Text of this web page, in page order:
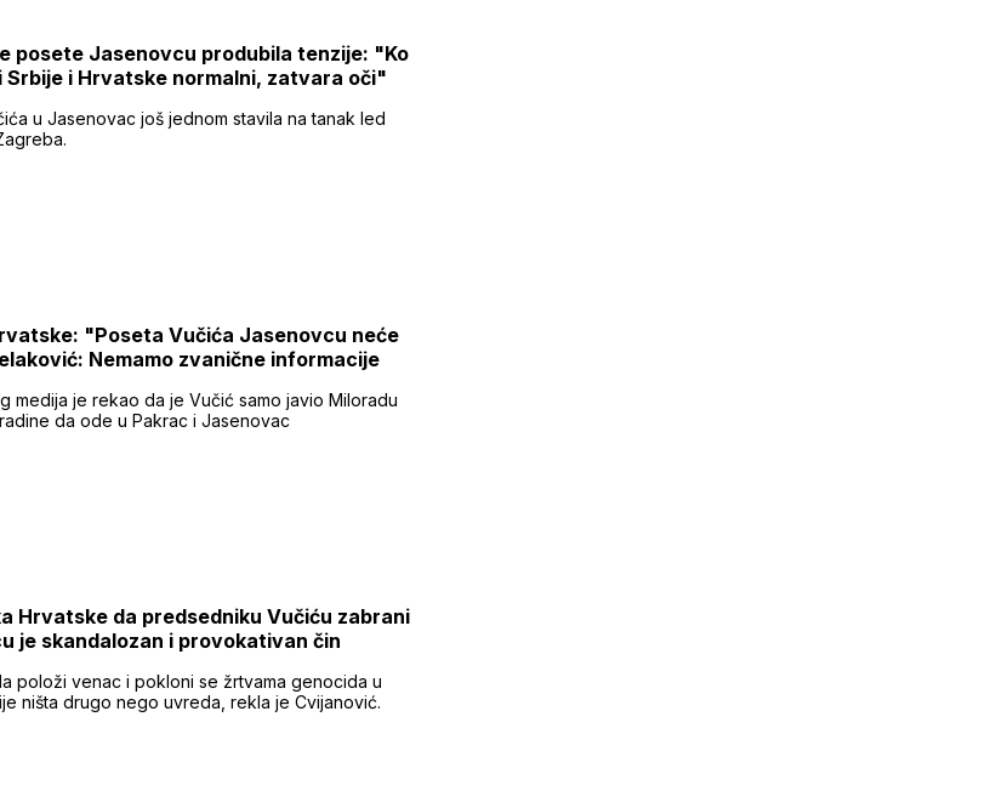
posete Jasenovcu produbila tenzije: "Ko
Srbije i Hrvatske normalni, zatvara oči"
u Jasenovac još jednom stavila na tanak led
"Poseta Vučića Jasenovcu neće
Nemamo zvanične informacije
medija je rekao da je Vučić samo javio Miloradu
da ode u Pakrac i Jasenovac
Hrvatske da predsedniku Vučiću zabrani
je skandalozan i provokativan čin
položi venac i pokloni se žrtvama genocida u
ništa drugo nego uvreda, rekla je Cvijanović.